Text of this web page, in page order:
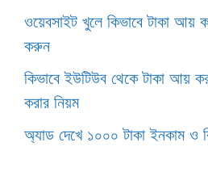
ওয়েবসাইট খুলে কিভাবে টাকা আয়
করুন
কিভাবে ইউটিউব থেকে টাকা আয়
করার নিয়ম
অ্যাড দেখে ১০০০ টাকা ইনকাম ও